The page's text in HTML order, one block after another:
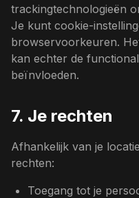
trackingtechnologieën
Je kunt cookie-
browservoorkeuren.
kan echter de
beïnvloeden.
7. Je rechten
Afhankelijk van je
rechten:
Toegang tot je